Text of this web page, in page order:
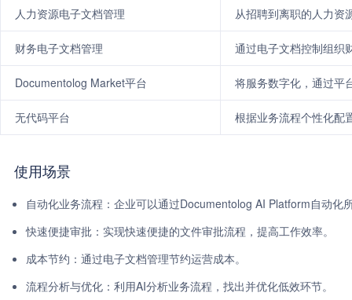
人力资源电子文档管理 从招聘到离职的人力资
财务电子文档管理 通过电子文档控制组织
Documentolog Market平台 将服务数字化，通过平
无代码平台 根据业务流程个性化配
使用场景
自动化业务流程：企业可以通过Documentolog AI Platform自动化
快速便捷审批：实现快速便捷的文件审批流程，提高工作效率。
成本节约：通过电子文档管理节约运营成本。
流程分析与优化：利用AI分析业务流程，找出并优化低效环节。